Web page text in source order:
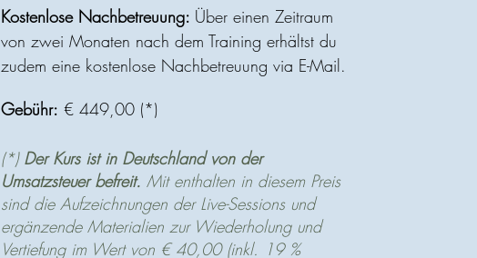
Kostenlose Nachbetreuung: Über einen Zeitraum
von zwei Monaten nach dem Training erhältst du
zudem eine kostenlose Nachbetreuung via E-Mail.
Gebühr: € 449,00 (*)
(*) Der Kurs ist in Deutschland von der
Umsatzsteuer befreit.Mit enthalten in diesem Preis
sind die Aufzeichnungen der Live-Sessions und
ergänzende Materialien zur Wiederholung und
Vertiefung im Wert von € 40,00 (inkl. 19 %